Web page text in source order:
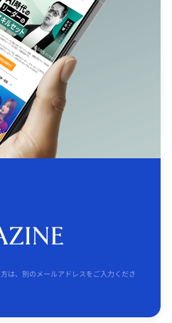
は、別のメールアドレスをご入力くださ